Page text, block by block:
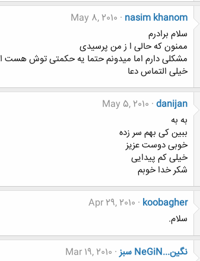
nasim khanom
May 8, 2010
سلام برادرم
ممنون که حالی ا ز من پرسیدی
مشکلی دارم اما میدونم حتما یه حکمتی توش هست
خیلی التماس دعا
danijan
May 5, 2010
به به
ببین کی بهم سر زده
خوبی دوست عزیز
خیلی کم پیدایی
شکر خدا خوبم
koobagher
Apr 29, 2010
سلام.
نگين...NeGiN سبز
Mar 19, 2010